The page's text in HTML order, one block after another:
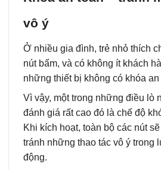
vô ý
Ở nhiều gia đình, trẻ nhỏ thích
nút bấm, và có không ít khách
những thiết bị không có khóa an
Vì vậy, một trong những điều
đánh giá rất cao đó là chế độ
Khi kích hoạt, toàn bộ các nút
tránh những thao tác vô ý trong
động.